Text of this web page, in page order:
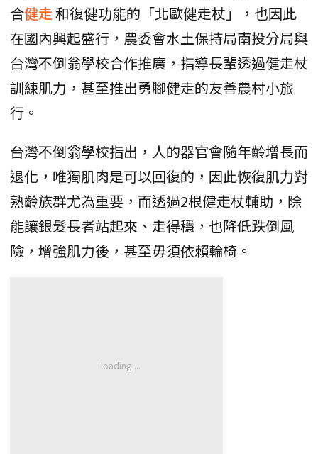
合健走和復健功能的「北歐健走杖」，也因此
在國內興起盛行，農委會水土保持局南投分局與
台灣不倒翁學校合作推廣，指導長輩透過健走杖
訓練肌力，甚至推出勇腳健走的友善農村小旅
行。
台灣不倒翁學校指出，人的器官會隨年齡增長而
退化，唯獨肌肉是可以回復的，因此恢復肌力對
熟齡族群尤為重要，而透過2根健走杖輔助，除
能讓銀髮長者站起來、走得穩，也降低跌倒風
險，增強肌力後，甚至毋須依賴輪椅。